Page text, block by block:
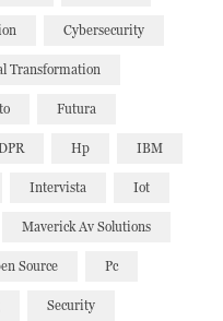
Cybersecurity
Transformation
Futura
Hp IBM
Intervista Iot
Maverick Av Solutions
Source Pc
Security